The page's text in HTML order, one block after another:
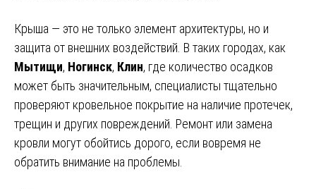
Крыша — это не только элемент архитектуры, но и
защита от внешних воздействий. В таких городах, как
Мытищи, Ногинск, Клин, где количество осадков
может быть значительным, специалисты тщательно
проверяют кровельное покрытие на наличие протечек,
трещин и других повреждений. Ремонт или замена
кровли могут обойтись дорого, если вовремя не
обратить внимание на проблемы.